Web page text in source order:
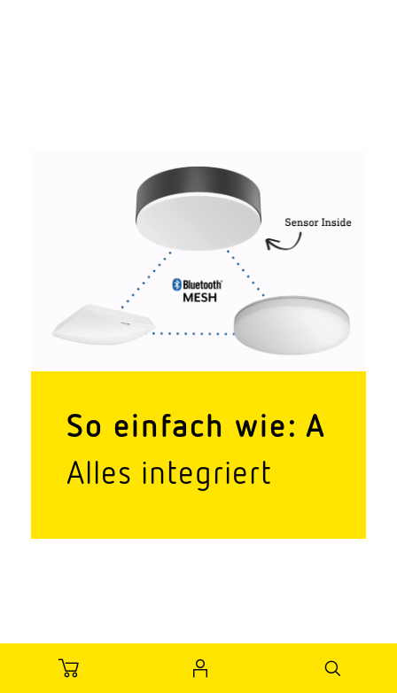
So einfach wie: A
Alles inte­griert
Bei unseren Connected Lighting Produkten
sind Leuchte, Bewe­gungs­sensor und